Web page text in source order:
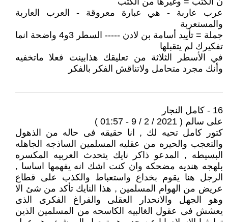
عرب عاربة - هي عبارة معروقة - العرب العاربة
والمستعربة
جملة = تأييد أسامة بن لادن ----- السطر 3و4 واضحة انما
تفكيرك لم يتقبلها
في الأسطر الثلاثة من تعليقك هذابينت فعلا ماتخفيه
وأنك مجرد متحامل ولاتناقش الفكر بالفكر
16 - كامل النجار
على سالم ( 2021 / 2 / 9 - 01:57 )
كتور كامل تحيه لك , انا حقيقه فى حاله من الذهول
والتعجب والحيره من عقليه المسلمين الساذجه الجاهله
البسيطه , المدعو ذاكر نايك يتحدث العربيه المكسره
بلهجه هنديه مضحكه وان كنت اشك انه يفهمها اساسا ,
الرجل هنا يقوم بخداع واستعباط والكذب على قطاع
عريض من الهوام المسلمين , هذا النايك تأكد من شئ الا
وهو الجهل والانحدار العقلى والفراغ الفكرى الذى
يعشش فى عقول الغالبيه الكاسحه من المسلمين الذين